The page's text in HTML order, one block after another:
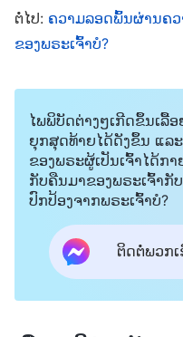
ສູງສຸດຄືການທໍລະຍົດພຣ
ທີ່ດີທີ່ສຸດໃນການເຂົ້າຫາບັ
ພຣະວິນຍານອົງດຽວກັນ
ເຮັດພາລະກິດ ຫຼື ບໍ່. ໃນ
ເຢໂຮວາທີ່ເຮັດພາລະກິດ
ພາລະກິດໃນຍຸກແຫ່ງພຣ
ນີ້ວ່ານາມຂອງພຣະເຈົ້າມີ
ວ່າພຣະເຢໂຮວາອີກຕໍ່ໄປ
ເຈົ້າສາມາດເວົ້າໄດ້ບໍວ່າ
ແຕກຕ່າງກັນຈາກພຣະເຢ
ຕໍ່ໄປ: ຄວາມລອດພົ້ນຜ່ານຄວ
ຂອງພຣະເຈົ້າບໍ?
ໄພພິບັດຕ່າງໆເກີດຂຶ້ນເລື້
ຍຸກສຸດທ້າຍໄດ້ດັງຂຶ້ນ ແລ
ຂອງພຣະຜູ້ເປັນເຈົ້າໄດ້ກ
ກັບຄືນມາຂອງພຣະເຈົ້າກັ
ປົກປ້ອງຈາກພຣະເຈົ້າບໍ?
ຕິດຕໍ່ພວກເ